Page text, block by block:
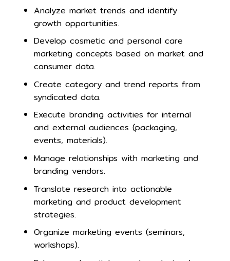
Analyze market trends and identify
growth opportunities.
Develop cosmetic and personal care
marketing concepts based on market and
consumer data.
Create category and trend reports from
syndicated data.
Execute branding activities for internal
and external audiences (packaging,
events, materials).
Manage relationships with marketing and
branding vendors.
Translate research into actionable
marketing and product development
strategies.
Organize marketing events (seminars,
workshops).